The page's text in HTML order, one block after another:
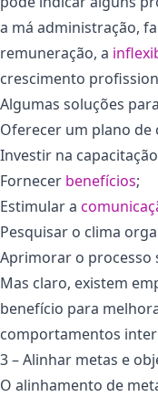
a má administração,
remuneração, a
crescimento
Algumas soluções
Oferecer um plano de
Investir na
Fornecer benefícios;
Estimular a
Pesquisar o clima
Aprimorar o processo
Mas claro, existem
benefício para
comportamentos
3 – Alinhar metas e
O alinhamento de